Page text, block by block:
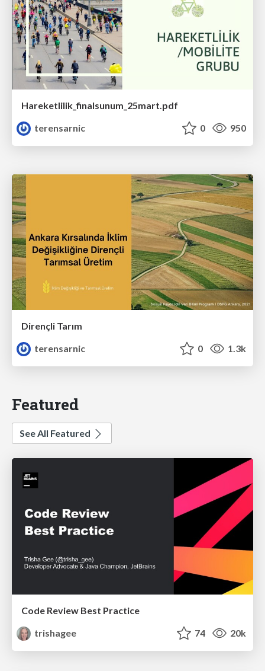
Hareketlilik_finalsunum_25mart.pdf
terensarnic
0 950
Dirençli Tarım
terensarnic
0 1.3k
Featured
See All Featured
Code Review Best Practice
trishagee
74 20k